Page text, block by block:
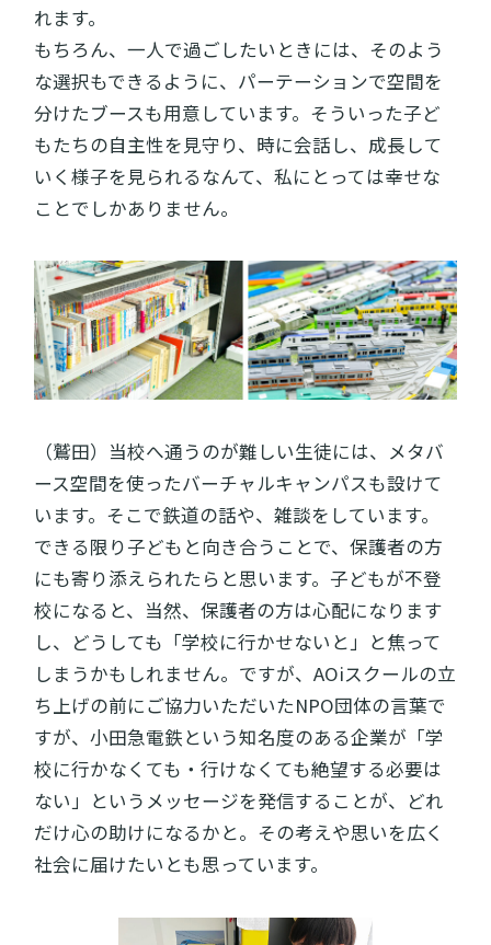
れます。
もちろん、一人で過ごしたいときには、そのよう
な選択もできるように、パーテーションで空間を
分けたブースも用意しています。そういった子ど
もたちの自主性を見守り、時に会話し、成長して
いく様子を見られるなんて、私にとっては幸せな
ことでしかありません。
（鷲田）当校へ通うのが難しい生徒には、メタバ
ース空間を使ったバーチャルキャンパスも設けて
います。そこで鉄道の話や、雑談をしています。
できる限り子どもと向き合うことで、保護者の方
にも寄り添えられたらと思います。子どもが不登
校になると、当然、保護者の方は心配になります
し、どうしても「学校に行かせないと」と焦って
しまうかもしれません。ですが、AOiスクールの立
ち上げの前にご協力いただいたNPO団体の言葉で
すが、小田急電鉄という知名度のある企業が「学
校に行かなくても・行けなくても絶望する必要は
ない」というメッセージを発信することが、どれ
だけ心の助けになるかと。その考えや思いを広く
社会に届けたいとも思っています。